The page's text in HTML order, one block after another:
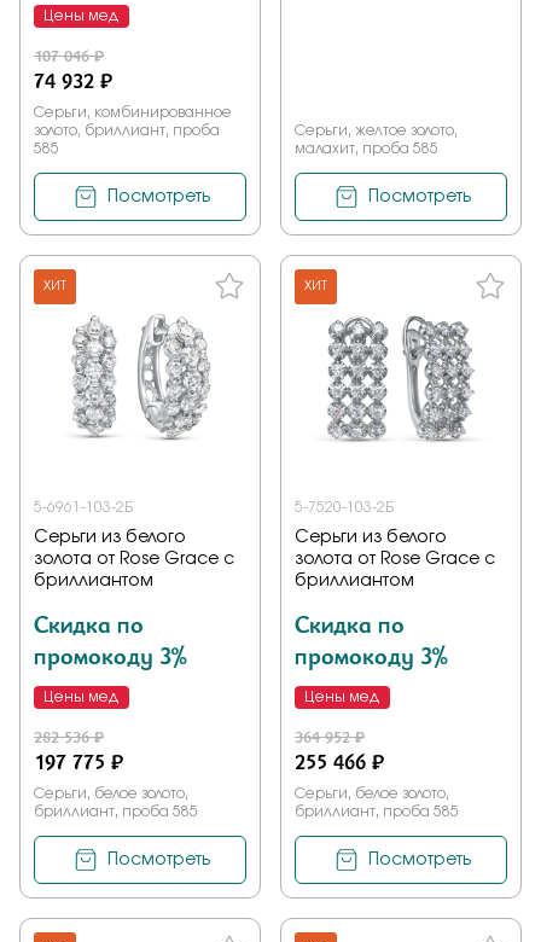
Цены мед
107 046 ₽
74 932 ₽
Серьги, комбинированное
золото, бриллиант, проба
585
Посмотреть
Серьги, желтое золото,
малахит, проба 585
Посмотреть
ХИТ
5-6961-103-2Б
Серьги из белого
золота от Rose Grace с
бриллиантом
Скидка по
промокоду 3%
Цены мед
282 536 ₽
197 775 ₽
Серьги, белое золото,
бриллиант, проба 585
Посмотреть
ХИТ
5-7520-103-2Б
Серьги из белого
золота от Rose Grace с
бриллиантом
Скидка по
промокоду 3%
Цены мед
364 952 ₽
255 466 ₽
Серьги, белое золото,
бриллиант, проба 585
Посмотреть